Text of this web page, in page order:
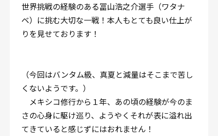
世界挑戦の経験のある冨山浩之介選手（ワタナ
ベ）に挑む大切な一戦！本人もとても良い仕上が
りを見せております！
（今回はバンタム級、真夏と減量はそこまで苦し
くないようです。）
メキシコ修行から１年、あの頃の経験が今のま
さの心身に駆け巡り、ようやくそれが表に溢れ出
てきていると感じずにはおれません！